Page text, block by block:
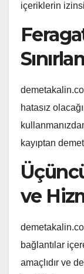
içeriklerin
hatasız
kayıptan
ve
bağlantılar
amaçlıdır ve